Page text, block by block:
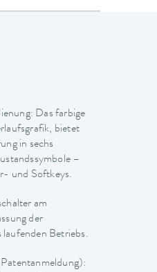
Das farbige
bietet
in sechs
–
und Softkeys.
am
der
laufenden Betriebs.